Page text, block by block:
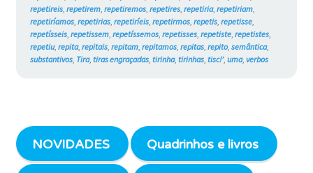
repetireis, repetirem, repetiremos, repetires, repetiria, repetiriam,
repetiríamos, repetirias, repetiríeis, repetirmos, repetis, repetisse,
repetísseis, repetissem, repetíssemos, repetisses, repetiste, repetistes,
repetiu, repita, repitais, repitam, repitamos, repitas, repito, semântica,
substantivos, Tira, tiras engraçadas, tirinha, tirinhas, tisc!’, uma, verbos
NOVIDADES Quadrinhos e livros